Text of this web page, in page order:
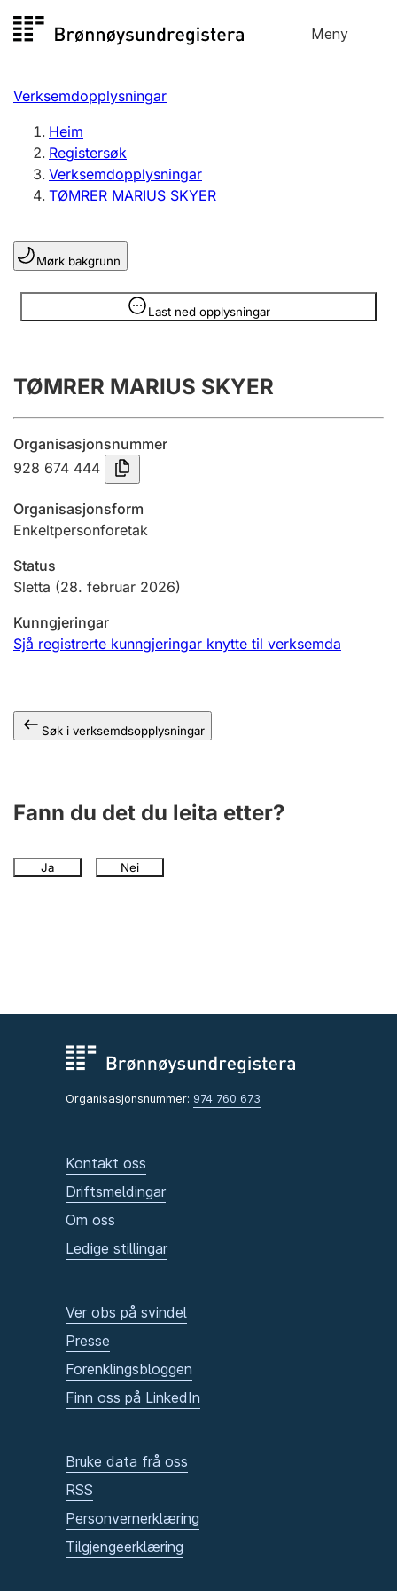
til
Meny
Registersøk
Aksjeselskap
Enkeltpersonføretak
Registrere, endre, slette
Lag og foreining
Registrere, endre, slette
Innsending og forseinkingsgebyr
Tinglysing
Jeger
Andre tema
Verksemdopplysningar
Heim
Registersøk
Verksemdopplysningar
TØMRER MARIUS SKYER
Mørk bakgrunn
Last ned opplysningar
Opplysninger er skjult
TØMRER MARIUS SKYER
Organisasjonsnummer
928 674 444
Organisasjonsform
Enkeltpersonforetak
Status
Sletta (28. februar 2026)
Kunngjeringar
Sjå registrerte kunngjeringar knytte til verksemda
Søk i verksemdsopplysningar
Fann du det du leita etter?
Ja Nei
Organisasjonsnummer: 974 760 673
Kontakt oss
Driftsmeldingar
Om oss
Ledige stillingar
Ver obs på svindel
Presse
Forenklingsbloggen
Finn oss på LinkedIn
Bruke data frå oss
RSS
Personvernerklæring
Tilgjengeerklæring